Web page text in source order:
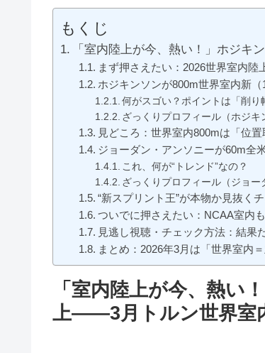
もくじ
「室内陸上が今、熱い！」ホジ
まず押さえたい：2026世界室内陸
ホジキンソンが800m世界室内新
何がスゴい？ポイントは「削り
ざっくりプロフィール（ホジキ
見どころ：世界室内800mは「位
ジョーダン・アンソニーが60m全
これ、何が“トレンド”なの？
ざっくりプロフィール（ジョー
“新スプリント王”が本物か見抜く
ついでに押さえたい：NCAA室内
見逃し視聴・チェック方法：結果
まとめ：2026年3月は「世界室内
「室内陸上が今、熱い
上――3月トルン世界室